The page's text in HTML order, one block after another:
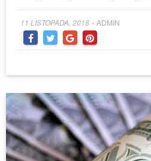
Posted
on
11 LISTOPADA, 2018 • ADMIN